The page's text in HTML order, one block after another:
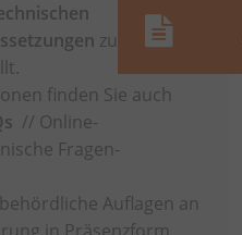
zur
finden Sie auch
// Online-
Fragen-
Auflagen an